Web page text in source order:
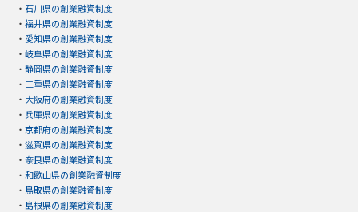
・ 石川県の創業融資制度
・ 福井県の創業融資制度
・ 愛知県の創業融資制度
・ 岐阜県の創業融資制度
・ 静岡県の創業融資制度
・ 三重県の創業融資制度
・ 大阪府の創業融資制度
・ 兵庫県の創業融資制度
・ 京都府の創業融資制度
・ 滋賀県の創業融資制度
・ 奈良県の創業融資制度
・ 和歌山県の創業融資制度
・ 鳥取県の創業融資制度
・ 島根県の創業融資制度